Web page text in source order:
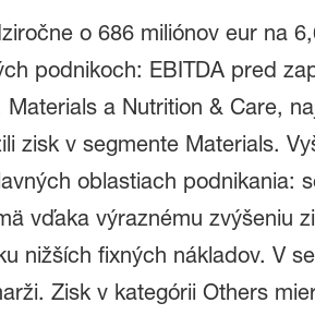
o 686 miliónov eur na
podnikoch: EBITDA pred
a Nutrition & Care,
zisk v segmente Materials.
oblastiach podnikania:
vďaka výraznému zvýšeniu
nižších fixných nákladov. V
Zisk v kategórii Others